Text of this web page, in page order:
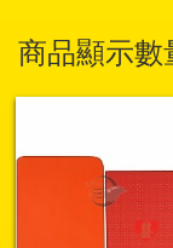
商品顯示數